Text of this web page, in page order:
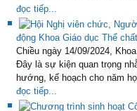
End
TIN TỨC - SỰ KIỆN
THÔNG BÁO ĐĂNG KÝ
tham gia học thể dục cũng
đồng phục của Trường. Vì